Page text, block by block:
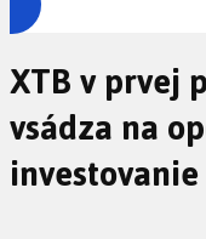
XTB v prvej
vsádza na
investovanie